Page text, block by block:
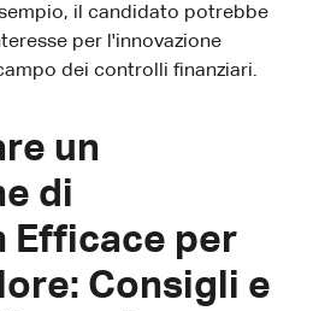
il candidato potrebbe
per l'innovazione
dei controlli finanziari.
un
di
Efficace per
Consigli e